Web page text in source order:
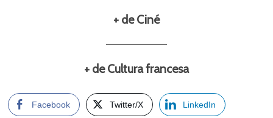
+ de Ciné
+ de Cultura francesa
Facebook Twitter/X LinkedIn